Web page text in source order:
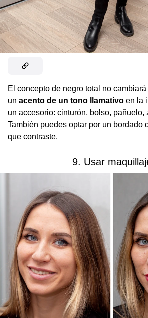
El concepto de negro total no cambiará
un acento de un tono llamativo en la
un accesorio: cinturón, bolso, pañuelo,
También puedes optar por un bordado
que contraste.
9. Usar